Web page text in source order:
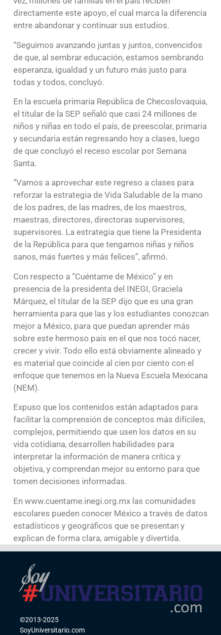
directamente este apoyo, el cual marca la diferencia
entre abandonar y continuar sus estudios.
“Seguimos avanzando juntas y juntos, convencidos
de que, al sembrar educación, estamos sembrando
esperanza, igualdad y un futuro más justo para
todas y todos, concluyó.
En la escuela primaria República de Checoslovaquia,
el titular de la SEP señaló que casi 24 millones de
niños y niñas en todo el país, de preescolar, primaria
y secundaria están regresando hoy a clases, luego
de que concluyó el receso escolar por Semana
Santa.
“Vamos a aprovechar este regreso a clases para
reforzar la estrategia de Vida Saludable de la mano
de los padres, de las madres, de los maestros,
maestras, directores, directoras supervisores,
supervisores. La estrategia que tiene la Presidenta
de la República para que tengamos niñas y niños
sanos, más fuertes y más felices”, afirmó.
Con respecto a “Cuéntame de México” y en
presencia de la presidenta del INEGI, Graciela
Márquez, el titular de la SEP dijo que es una gran
herramienta para que las y los estudiantes conozcan
mejor a México, para que puedan aprender más
sobre este hermoso país en el que nos tocó nacer,
crecer y vivir. Todo ello está obviamente alineado y
es material que coincide al cien por ciento con el
enfoque que tenemos en la Nueva Escuela Mexicana
(NEM).
Expuso que los contenidos están adaptados para
facilitar la comprensión de conceptos más difíciles,
complejos, permitiendo que usen los datos en su
vida cotidiana, desarrollen habilidades para
interpretar la información de manera crítica y
objetiva, y comprendan mejor su entorno para que
tomen decisiones informadas.
En www.cuentame.inegi.org.mx las comunidades
escolares pueden conocer México a través de datos
estadísticos y geográficos que se presentan y
explican de forma clara, amigable y divertida.
©2013-2025
SoyUniversitario.com